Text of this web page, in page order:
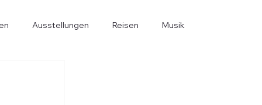
Ausstellungen Reisen Musik